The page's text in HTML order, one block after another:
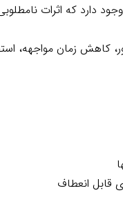
وجود دارد که اثرات
کاهش زمان
قابل انعطاف